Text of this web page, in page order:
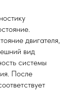
двигателя,
вид
системы
После